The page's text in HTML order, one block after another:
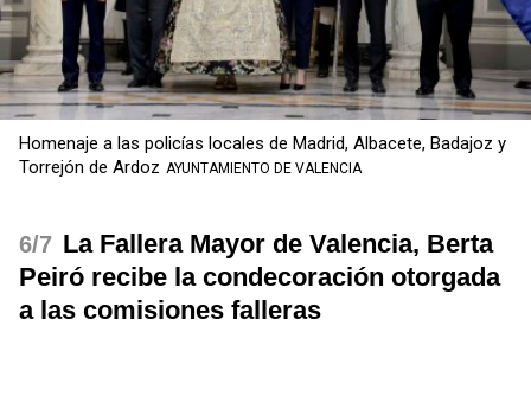
Homenaje a las policías locales de Madrid, Albacete, Badajoz y
Torrejón de Ardoz AYUNTAMIENTO DE VALENCIA
/7 La Fallera Mayor de Valencia, Berta
Peiró recibe la condecoración otorgada
a las comisiones falleras